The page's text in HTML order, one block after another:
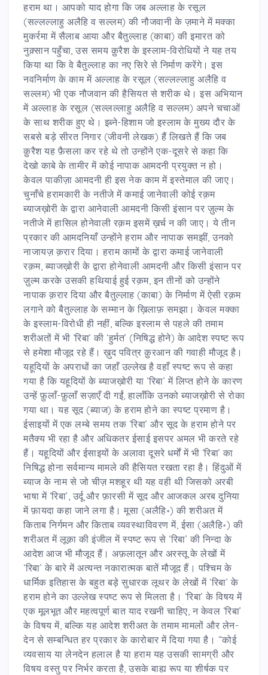
हराम था। आपको याद होगा कि जब अल्लाह के रसूल
(सल्लल्लाहु अलैहि व सल्लम) की नौजवानी के ज़माने में मक्का
मुकर्रमा में सैलाब आया और बैतुल्लाह (काबा) की इमारत को
नुक़्सान पहुँचा, उस समय क़ुरैश के इस्लाम-विरोधियों ने यह तय
किया था कि वे बैतुल्लाह का नए सिरे से निर्माण करेंगे। इस
नवनिर्माण के काम में अल्लाह के रसूल (सल्लल्लाहु अलैहि व
सल्लम) भी एक नौजवान की हैसियत से शरीक थे। इस अभियान
में अल्लाह के रसूल (सल्लल्लाहु अलैहि व सल्लम) अपने चचाओं
के साथ शरीक हुए थे। इब्ने-हिशाम जो इस्लाम के मुख्य दौर के
सबसे बड़े सीरत निगार (जीवनी लेखक) हैं लिखते हैं कि जब
क़ुरैश यह फ़ैसला कर रहे थे तो उन्होंने एक-दूसरे से कहा कि
देखो काबे के तामीर में कोई नापाक आमदनी प्रयुक्त न हो।
केवल पाकीज़ा आमदनी ही इस नेक काम में इस्तेमाल की जाए।
चुनाँचे हरामकारी के नतीजे में कमाई जानेवाली कोई रक़म
ब्याजख़ोरी के द्वारा आनेवाली आमदनी किसी इंसान पर ज़ुल्म के
नतीजे में हासिल होनेवाली रक़म इसमें ख़र्च न की जाए। ये तीन
प्रकार की आमदनियाँ उन्होंने हराम और नापाक समझीं, उनको
नाजायज़ क़रार दिया। हराम कामों के द्वारा कमाई जानेवाली
रक़म, ब्याजख़ोरी के द्वारा होनेवाली आमदनी और किसी इंसान पर
ज़ुल्म करके उसकी हथियाई हुई रक़म, इन तीनों को उन्होंने
नापाक क़रार दिया और बैतुल्लाह (काबा) के निर्माण में ऐसी रक़म
लगाने को बैतुल्लाह के सम्मान के ख़िलाफ़ समझा। केवल मक्का
के इस्लाम-विरोधी ही नहीं, बल्कि इस्लाम से पहले की तमाम
शरीअतों में भी ‘रिबा’ की ‘हुर्मत’ (निषिद्ध होने) के आदेश स्पष्ट रूप
से हमेशा मौजूद रहे हैं। ख़ुद पवित्र क़ुरआन की गवाही मौजूद है।
यहूदियों के अपराधों का जहाँ उल्लेख है वहाँ स्पष्ट रूप से कहा
गया है कि यहूदियों के ब्याजख़ोरी या ‘रिबा’ में लिप्त होने के कारण
उन्हें फ़ुलाँ-फ़ुलाँ सज़ाएँ दी गईं, हालाँकि उनको ब्याजख़ोरी से रोका
गया था। यह सूद (ब्याज) के हराम होने का स्पष्ट प्रमाण है।
ईसाइयों में एक लम्बे समय तक ‘रिबा’ और सूद के हराम होने पर
मतैक्य भी रहा है और अधिकतर ईसाई इसपर अमल भी करते रहे
हैं। यहूदियों और ईसाइयों के अलावा दूसरे धर्मों में भी ‘रिबा’ का
निषिद्ध होना सर्वमान्य मामले की हैसियत रखता रहा है। हिंदुओं में
ब्याज के नाम से जो चीज़ मशहूर थी यह वही थी जिसको अरबी
भाषा में ‘रिबा’, उर्दू और फ़ारसी में सूद और आजकल अरब दुनिया
में फ़ायदा कहा जाने लगा है। मूसा (अलैहि॰) की शरीअत में
किताब निर्गमन और किताब व्यवस्थाविवरण में, ईसा (अलैहि॰) की
शरीअत में लूक़ा की इंजील में स्पष्ट रूप से ‘रिबा’ की निन्दा के
आदेश आज भी मौजूद हैं। अफ़लातून और अरस्तू के लेखों में
‘रिबा’ के बारे में अत्यन्त नकारात्मक बातें मौजूद हैं। पश्चिम के
धार्मिक इतिहास के बहुत बड़े सुधारक लूथर के लेखों में ‘रिबा’ के
हराम होने का उल्लेख स्पष्ट रूप से मिलता है। ‘रिबा’ के विषय में
एक मूलभूत और महत्वपूर्ण बात याद रखनी चाहिए, न केवल ‘रिबा’
के विषय में, बल्कि यह आदेश शरीअत के तमाम मामलों और लेन-
देन से सम्बन्धित हर प्रकार के कारोबार में दिया गया है। “कोई
व्यवसाय या लेनदेन हलाल है या हराम यह उसकी सामग्री और
विषय वस्तु पर निर्भर करता है, उसके बाह्य रूप या शीर्षक पर